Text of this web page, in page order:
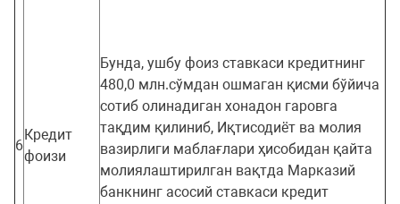
6
Кредит
фоизи
Бунда, ушбу фоиз ставкаси кредитнинг
480,0 млн.сўмдан ошмаган қисми бўйича
сотиб олинадиган хонадон гаровга
тақдим қилиниб, Иқтисодиёт ва молия
вазирлиги маблағлари ҳисобидан қайта
молиялаштирилган вақтда Марказий
банкнинг асосий ставкаси кредит